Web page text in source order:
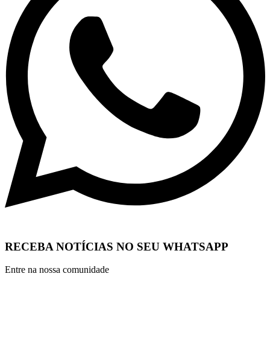
RECEBA NOTÍCIAS NO SEU WHATSAPP
Entre na nossa comunidade